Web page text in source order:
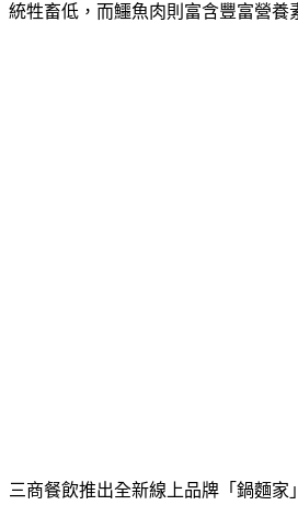
統牲畜低，而鱷魚肉則富含豐富營養
三商餐飲推出全新線上品牌「鍋麵